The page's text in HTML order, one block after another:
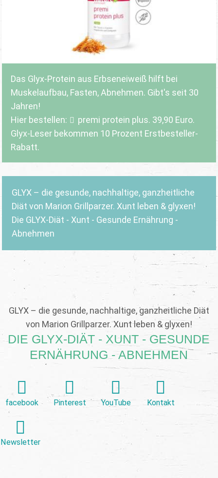
Das Glyx-Protein aus Erbseneiweiß hilft bei
Muskelaufbau, Fasten, Abnehmen. Gibt's seit 30
Jahren!
Hier bestellen:
premi protein plus. 39,90 Euro.
Glyx-Leser bekommen 10 Prozent Erstbesteller-
Rabatt.
GLYX – die gesunde, nachhaltige, ganzheitliche
Diät von Marion Grillparzer. Xunt leben & glyxen!
Die GLYX-Diät - Xunt - Gesunde Ernährung -
Abnehmen
GLYX – die gesunde, nachhaltige, ganzheitliche Diät
von Marion Grillparzer. Xunt leben & glyxen!
DIE GLYX-DIÄT - XUNT - GESUNDE
ERNÄHRUNG - ABNEHMEN
facebook Pinterest YouTube Kontakt
Newsletter